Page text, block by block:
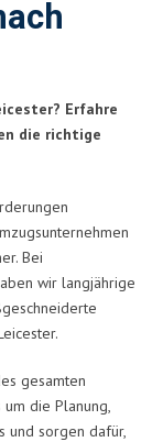
Erfahre
die richtige
Bei
wir langjährige
gesamten
die Planung,
und sorgen dafür,